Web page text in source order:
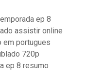
ep 8
assistir online
em portugues
720p
ep 8 resumo